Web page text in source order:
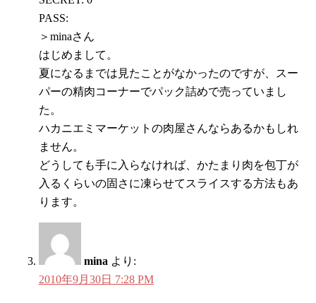
PASS:
＞minaさん
はじめまして。
夏になるまでは見たことがなかったのですが、スー
パーの精肉コーナーでパック詰めで売っていまし
た。
ハカニエミマーケットの肉屋さんならあるかもしれ
ません。
どうしても手に入らなければ、かたまり肉を包丁が
入るくらいの固さに凍らせてスライスする方法もあ
ります。
mina より:
2010年9月30日 7:28 PM